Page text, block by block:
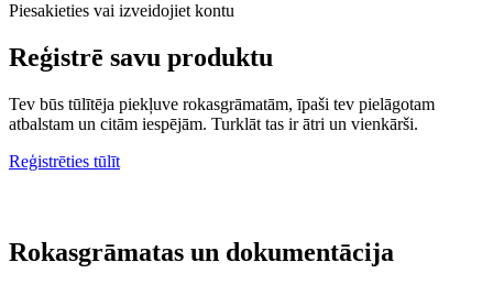
Piesakieties vai izveidojiet kontu
Reģistrē savu produktu
Tev būs tūlītēja piekļuve rokasgrāmatām, īpaši tev pielāgotam
atbalstam un citām iespējām. Turklāt tas ir ātri un vienkārši.
Reģistrēties tūlīt
Rokasgrāmatas un dokumentācija